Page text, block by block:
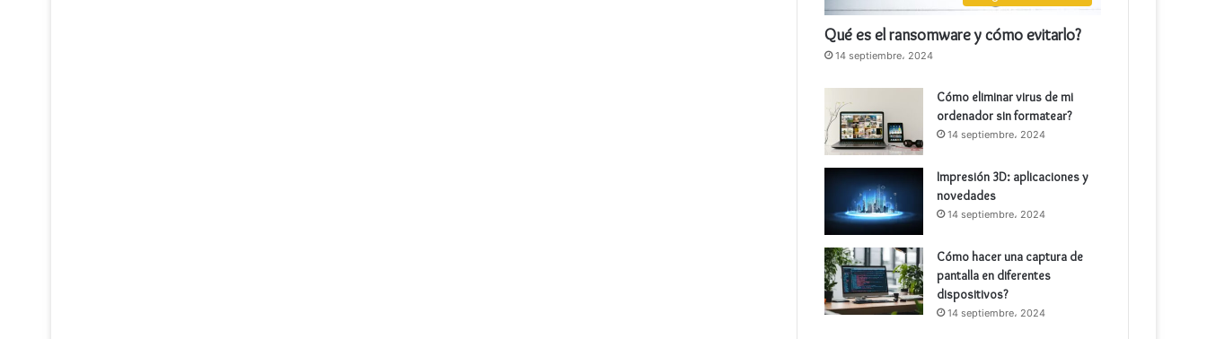
Qué es el ransomware y cómo evitarlo?
14 septiembre، 2024
Cómo eliminar virus de mi
ordenador sin formatear?
14 septiembre، 2024
Impresión 3D: aplicaciones y
novedades
14 septiembre، 2024
Cómo hacer una captura de
pantalla en diferentes
dispositivos?
14 septiembre، 2024